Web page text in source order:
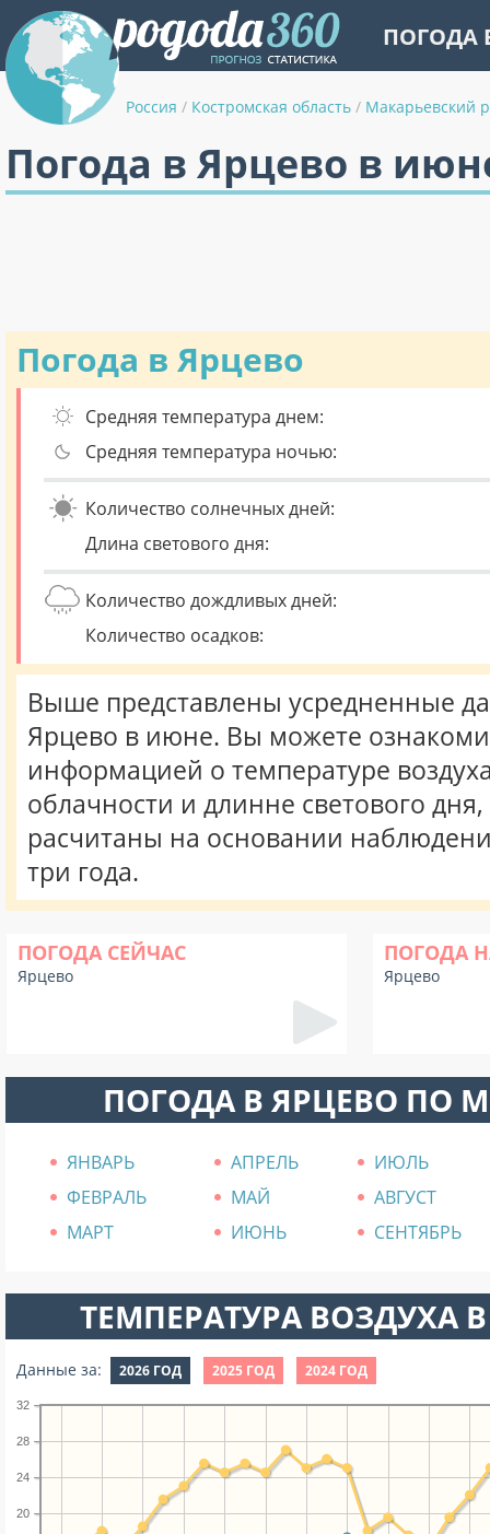
ПОГОДА
Россия / Костромская область / Макарьевский
Погода в Ярцево в
Погода в Ярцево
Средняя температура днем:
Средняя температура ночью:
Количество солнечных дней:
Длина светового дня:
Количество дождливых дней:
Количество осадков:
Выше представлены усредненные
Ярцево в июне. Вы можете
информацией о температуре
облачности и длинне светового
расчитаны на основании
три года.
ПОГОДА СЕЙЧАС
Ярцево
ПОГОДА
Ярцево
ПОГОДА В ЯРЦЕВО ПО
ЯНВАРЬ АПРЕЛЬ
ИЮЛЬ
ФЕВРАЛЬ
МАЙ
АВГУСТ
МАРТ
ИЮНЬ СЕНТЯБРЬ
ТЕМПЕРАТУРА ВОЗДУХА
Данные за: 2026 ГОД 2025 ГОД 2024 ГОД
20
24
28
32